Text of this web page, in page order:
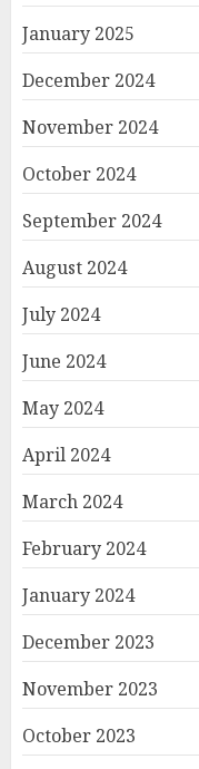
January 2025
December 2024
November 2024
October 2024
September 2024
August 2024
July 2024
June 2024
May 2024
April 2024
March 2024
February 2024
January 2024
December 2023
November 2023
October 2023